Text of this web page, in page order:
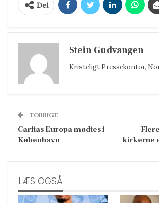
Del
Stein Gudvangen
Kristeligt Pressekontor,
FORRIGE
Caritas Europa mødtes i
København
kirkerne
LÆS OGSÅ